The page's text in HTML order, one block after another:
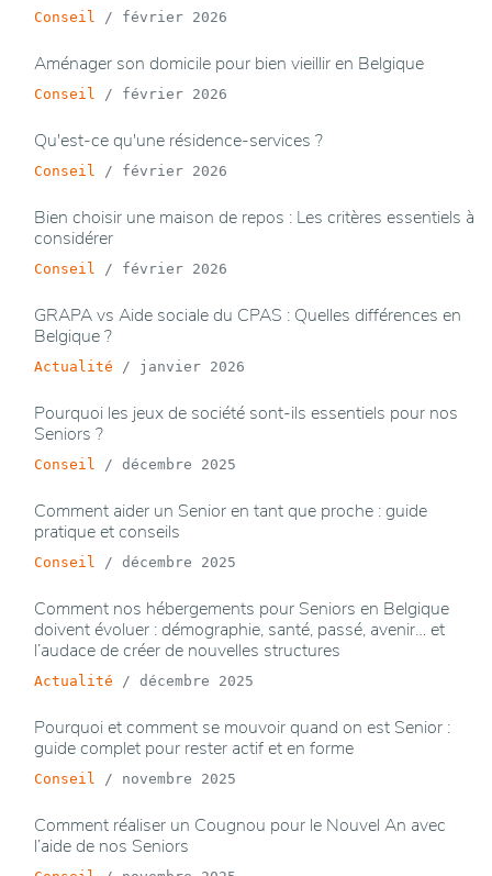
Conseil / février 2026
Aménager son domicile pour bien vieillir en Belgique
Conseil / février 2026
Qu'est-ce qu'une résidence-services ?
Conseil / février 2026
Bien choisir une maison de repos : Les critères essentiels à
considérer
Conseil / février 2026
GRAPA vs Aide sociale du CPAS : Quelles différences en
Belgique ?
Actualité / janvier 2026
Pourquoi les jeux de société sont-ils essentiels pour nos
Seniors ?
Conseil / décembre 2025
Comment aider un Senior en tant que proche : guide
pratique et conseils
Conseil / décembre 2025
Comment nos hébergements pour Seniors en Belgique
doivent évoluer : démographie, santé, passé, avenir… et
l’audace de créer de nouvelles structures
Actualité / décembre 2025
Pourquoi et comment se mouvoir quand on est Senior :
guide complet pour rester actif et en forme
Conseil / novembre 2025
Comment réaliser un Cougnou pour le Nouvel An avec
l’aide de nos Seniors